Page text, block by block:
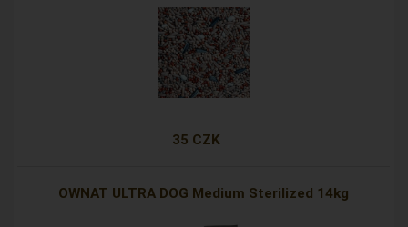
35 CZK
OWNAT ULTRA DOG Medium Sterilized 14kg